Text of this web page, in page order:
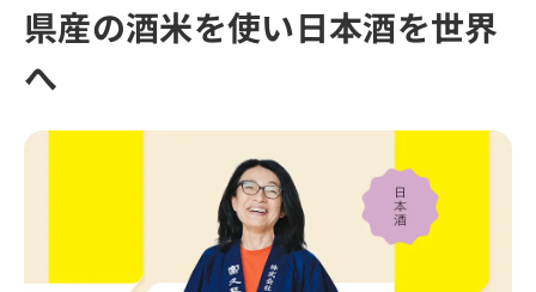
県産の酒米を使い日本酒を世界
へ